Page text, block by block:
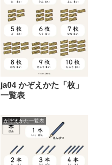
ja04 かぞえかた「枚」
一覧表
かぞえかた一覧表